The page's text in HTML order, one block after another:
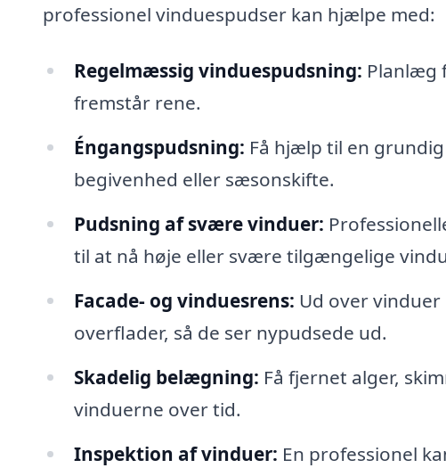
professionel vinduespudser kan hjælpe med:
Regelmæssig vinduespudsning: Planlæg
fremstår rene.
Éngangspudsning: Få hjælp til en
begivenhed eller sæsonskifte.
Pudsning af svære vinduer:
til at nå høje eller svære tilgængelige
Facade- og vinduesrens: Ud over
overflader, så de ser nypudsede ud.
Skadelig belægning: Få fjernet alger,
vinduerne over tid.
Inspektion af vinduer: En professionel